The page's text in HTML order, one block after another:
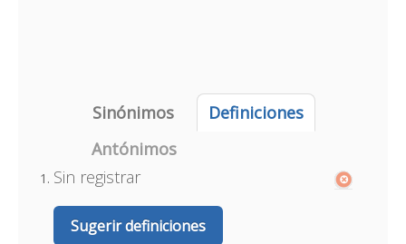
Sinónimos
Definiciones
Antónimos
Sin registrar
Sugerir definiciones